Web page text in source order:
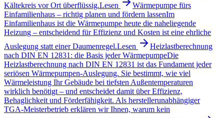
Kältekreis vor Ort überflüssig.Lesen
Wärmepumpe fürs
Einfamilienhaus – richtig planen und fördern lassenIm
Einfamilienhaus ist die Wärmepumpe heute die naheliegende
Heizung – entscheidend für Effizienz und Kosten ist eine ehrliche
Auslegung statt einer Daumenregel.Lesen
Heizlastberechnung
nach DIN EN 12831: die Basis jeder WärmepumpeDie
Heizlastberechnung nach DIN EN 12831 ist das Fundament jeder
seriösen Wärmepumpen-Auslegung. Sie bestimmt, wie viel
Wärmeleistung Ihr Gebäude bei tiefsten Außentemperaturen
wirklich benötigt – und entscheidet damit über Effizienz,
Behaglichkeit und Förderfähigkeit. Als herstellerunabhängiger
TGA-Meisterbetrieb erklären wir Ihnen, warum kein